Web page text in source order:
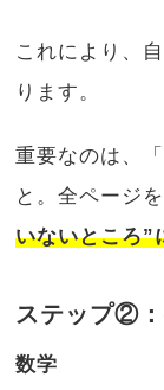
これにより、
ります。
重要なのは、
と。全ページ
いないところ”
ステップ②：
数学